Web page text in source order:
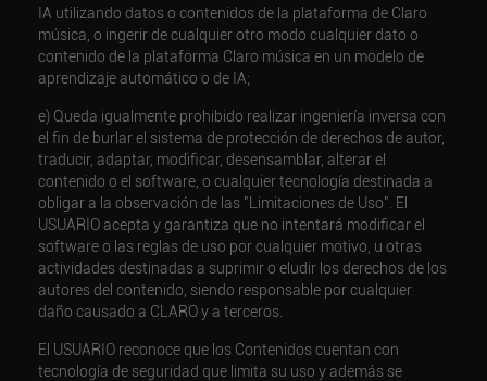
IA utilizando datos o contenidos de la plataforma de Claro
música, o ingerir de cualquier otro modo cualquier dato o
contenido de la plataforma Claro música en un modelo de
aprendizaje automático o de IA;
e) Queda igualmente prohibido realizar ingeniería inversa con
el fin de burlar el sistema de protección de derechos de autor,
traducir, adaptar, modificar, desensamblar, alterar el
contenido o el software, o cualquier tecnología destinada a
obligar a la observación de las "Limitaciones de Uso". El
USUARIO acepta y garantiza que no intentará modificar el
software o las reglas de uso por cualquier motivo, u otras
actividades destinadas a suprimir o eludir los derechos de los
autores del contenido, siendo responsable por cualquier
daño causado a CLARO y a terceros.
El USUARIO reconoce que los Contenidos cuentan con
tecnología de seguridad que limita su uso y además se